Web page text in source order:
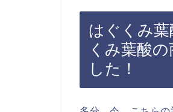
はぐくみ
くみ葉酸
した！